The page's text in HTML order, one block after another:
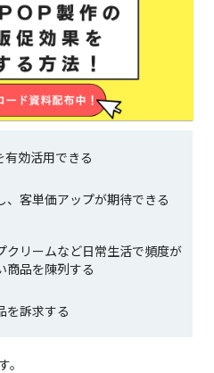
有効活用できる
、客単価アップが期待できる
クリームなど日常生活で頻度が
商品を陳列する
を訴求する
。